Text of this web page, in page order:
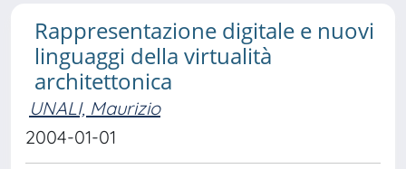
Rappresentazione digitale e nuovi
linguaggi della virtualità
architettonica
UNALI, Maurizio
2004-01-01